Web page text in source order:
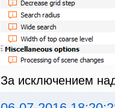
За исключением